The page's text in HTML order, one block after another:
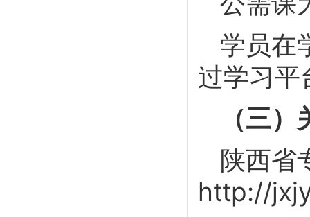
学员在
过学习平
（三
陕西省
http://